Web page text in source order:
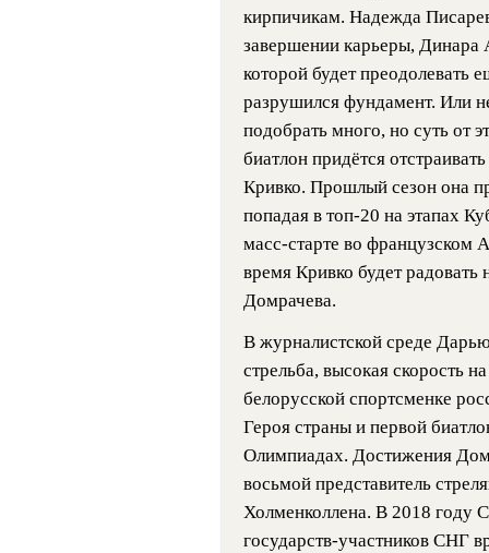
кирпичикам. Надежда
завершении карьеры, Динара
которой будет преодолевать
разрушился фундамент. Или
подобрать много, но суть от
биатлон придётся
Кривко. Прошлый сезон она
попадая в топ-20 на этапах
масс-старте во французском
время Кривко будет радовать
Домрачева.
В журналистской среде
стрельба, высокая скорость
белорусской спортсменке
Героя страны и первой
Олимпиадах. Достижения
восьмой представитель
Холменколлена. В 2018 году
государств-участников СНГ